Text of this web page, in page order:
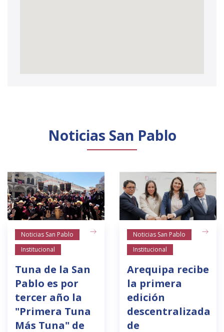
Noticias San Pablo
Noticias San Pablo
Institucional
Tuna de la San
Pablo es por
tercer año la
"Primera Tuna
Más Tuna" de
Noticias San Pablo
Institucional
Arequipa recibe
la primera
edición
descentralizada
de